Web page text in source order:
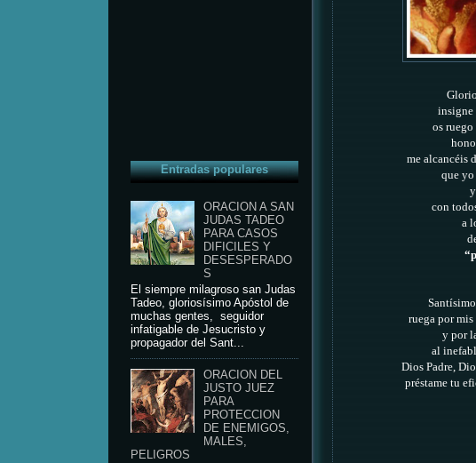
Entradas populares
ORACION A SAN
JUDAS TADEO
PARA CASOS
DIFICILES Y
DESESPERADO
S
El siempre milagroso san Judas
Tadeo, gloriosísimo Apóstol de
muchas gentes, seguidor
infatigable de Jesucristo y
propagador del Sant...
ORACION DEL
JUSTO JUEZ
PARA
PROTECCION
DE ENEMIGOS,
MALES,
PELIGROS
insigne
os
me alcancéis
que
con
a
ruega por
y por
al
Dios Padre,
préstame tu